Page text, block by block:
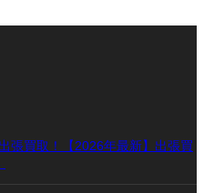
張買取！【2026年最新】出張買